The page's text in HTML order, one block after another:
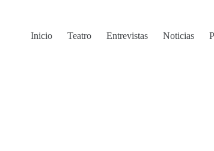
Inicio
Teatro Entrevistas Noticias